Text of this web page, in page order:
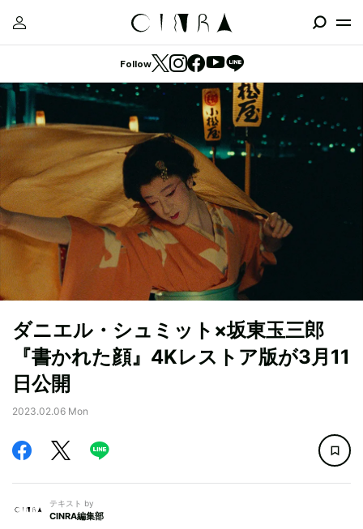
Follow
ダニエル・シュミット×坂東玉三郎
『書かれた顔』4Kレストア版が3月11
日公開
2023.02.06 Mon
テキスト by
CINRA編集部